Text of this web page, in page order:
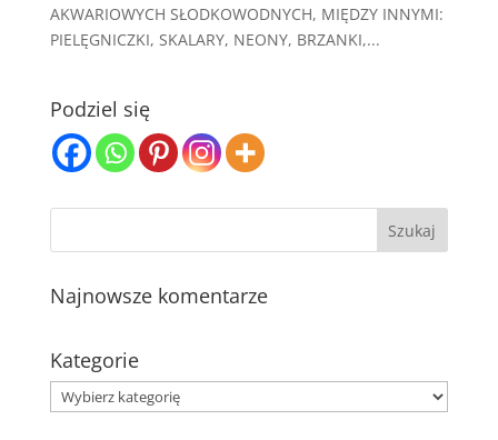
AKWARIOWYCH SŁODKOWODNYCH, MIĘDZY INNYMI:
PIELĘGNICZKI, SKALARY, NEONY, BRZANKI,...
Podziel się
Najnowsze komentarze
Kategorie
Kategorie